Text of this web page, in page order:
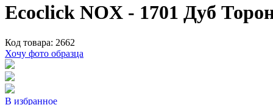
Ecoclick NOX - 1701 Дуб
Код товара: 2662
Хочу фото образца
В избранное